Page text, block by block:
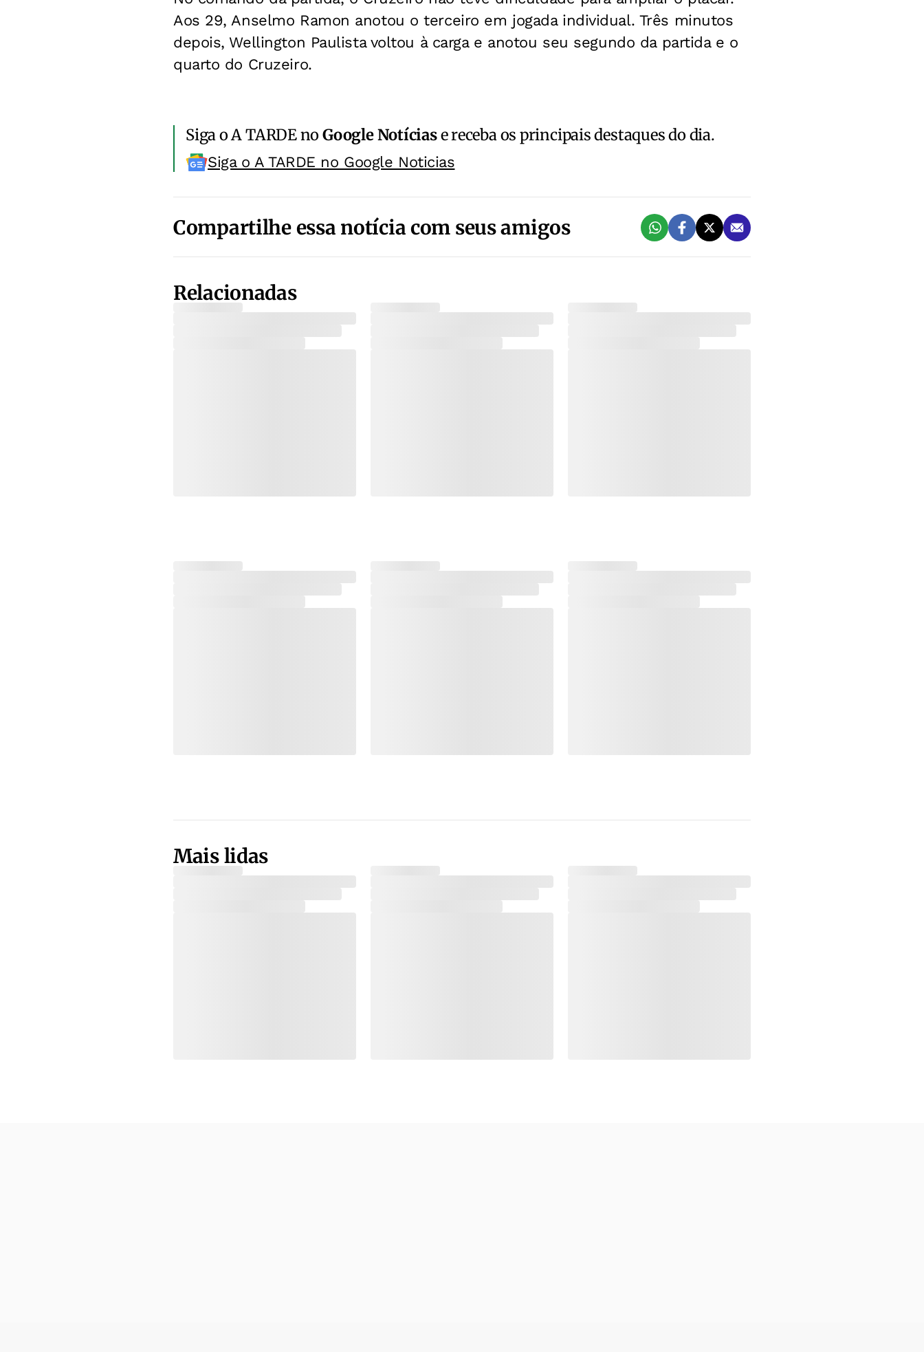
Aos 29, Anselmo Ramon anotou o terceiro em jogada individual. Três minutos
depois, Wellington Paulista voltou à carga e anotou seu segundo da partida e o
quarto do Cruzeiro.
Siga o A TARDE noGoogle Notíciase receba os principais destaques do dia.
Siga o A TARDE no Google Noticias
Compartilhe essa notícia com seus amigos
Relacionadas
Mais lidas